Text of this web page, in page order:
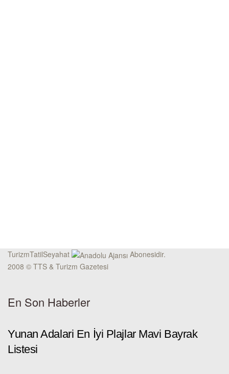
TurizmTatilSeyahat
Abonesidir.
2008 © TTS & Turizm Gazetesi
En Son Haberler
Yunan Adalari En İyi Plajlar Mavi Bayrak
Listesi